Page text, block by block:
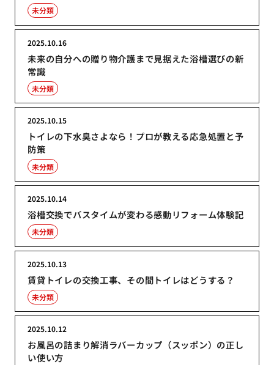
未分類
未来の自分への贈り物介護まで見据えた浴槽選びの新
常識
2025.10.16
未分類
トイレの下水臭さよなら！プロが教える応急処置と予
防策
2025.10.15
未分類
浴槽交換でバスタイムが変わる感動リフォーム体験記
2025.10.14
未分類
賃貸トイレの交換工事、その間トイレはどうする？
2025.10.13
未分類
お風呂の詰まり解消ラバーカップ（スッポン）の正し
い使い方
2025.10.12